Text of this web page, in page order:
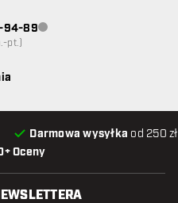
Oceny
Darmowa wysyłka od 250
94-89Obsługa klienta niedostępna
pt.)